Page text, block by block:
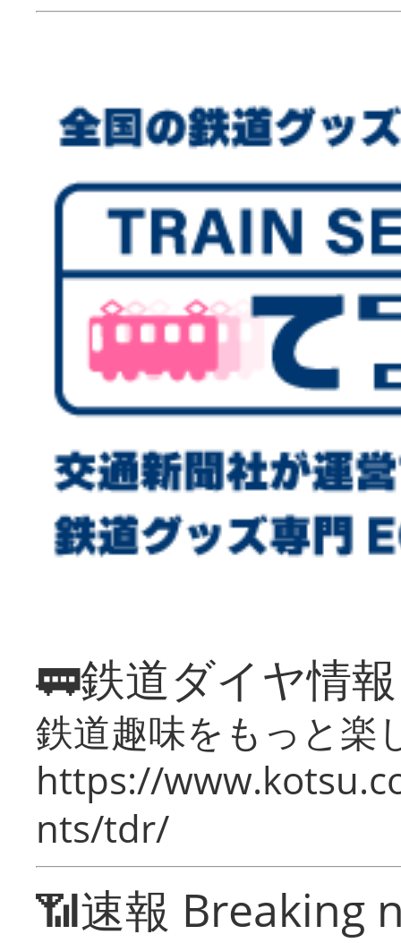
🚃鉄道ダイヤ情
鉄道趣味をもっと楽
https://
nts/tdr/
📶速報 Breaking